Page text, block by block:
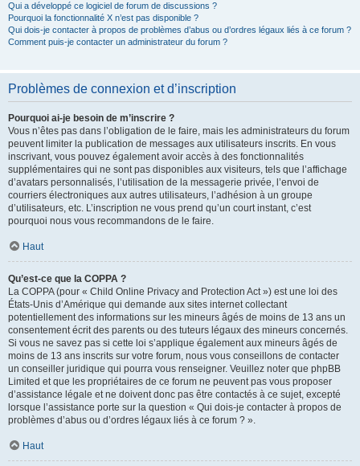
Qui a développé ce logiciel de forum de discussions ?
Pourquoi la fonctionnalité X n’est pas disponible ?
Qui dois-je contacter à propos de problèmes d’abus ou d’ordres légaux liés à ce forum ?
Comment puis-je contacter un administrateur du forum ?
Problèmes de connexion et d’inscription
Pourquoi ai-je besoin de m’inscrire ?
Vous n’êtes pas dans l’obligation de le faire, mais les administrateurs du forum
peuvent limiter la publication de messages aux utilisateurs inscrits. En vous
inscrivant, vous pouvez également avoir accès à des fonctionnalités
supplémentaires qui ne sont pas disponibles aux visiteurs, tels que l’affichage
d’avatars personnalisés, l’utilisation de la messagerie privée, l’envoi de
courriers électroniques aux autres utilisateurs, l’adhésion à un groupe
d’utilisateurs, etc. L’inscription ne vous prend qu’un court instant, c’est
pourquoi nous vous recommandons de le faire.
Haut
Qu’est-ce que la COPPA ?
La COPPA (pour « Child Online Privacy and Protection Act ») est une loi des
États-Unis d’Amérique qui demande aux sites internet collectant
potentiellement des informations sur les mineurs âgés de moins de 13 ans un
consentement écrit des parents ou des tuteurs légaux des mineurs concernés.
Si vous ne savez pas si cette loi s’applique également aux mineurs âgés de
moins de 13 ans inscrits sur votre forum, nous vous conseillons de contacter
un conseiller juridique qui pourra vous renseigner. Veuillez noter que phpBB
Limited et que les propriétaires de ce forum ne peuvent pas vous proposer
d’assistance légale et ne doivent donc pas être contactés à ce sujet, excepté
lorsque l’assistance porte sur la question « Qui dois-je contacter à propos de
problèmes d’abus ou d’ordres légaux liés à ce forum ? ».
Haut